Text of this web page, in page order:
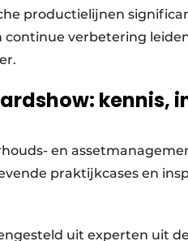
productielijnen
continue verbetering
kennis,
en
praktijkcases en
uit experten uit